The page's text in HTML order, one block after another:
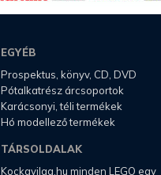
EGYÉB
Prospektus, könyv, CD, DVD
Pótalkatrész árcsoportok
Karácsonyi, téli termékek
Hó modellező termékek
TÁRSOLDALAK
Kockavilag.hu minden LEGO egy